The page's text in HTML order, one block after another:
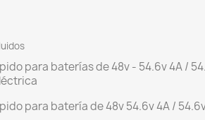
para baterías de 48v - 54.6v 4A /
para batería de 48v 54.6v 4A /